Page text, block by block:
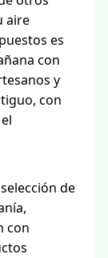
aire
es
con
y
con
de
con